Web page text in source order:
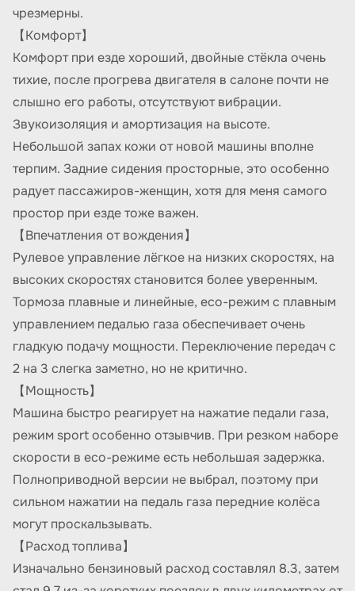
чрезмерны.
【Комфорт】
Комфорт при езде хороший, двойные стёкла очень
тихие, после прогрева двигателя в салоне почти не
слышно его работы, отсутствуют вибрации.
Звукоизоляция и амортизация на высоте.
Небольшой запах кожи от новой машины вполне
терпим. Задние сидения просторные, это особенно
радует пассажиров-женщин, хотя для меня самого
простор при езде тоже важен.
【Впечатления от вождения】
Рулевое управление лёгкое на низких скоростях, на
высоких скоростях становится более уверенным.
Тормоза плавные и линейные, eco-режим с плавным
управлением педалью газа обеспечивает очень
гладкую подачу мощности. Переключение передач с
2 на 3 слегка заметно, но не критично.
【Мощность】
Машина быстро реагирует на нажатие педали газа,
режим sport особенно отзывчив. При резком наборе
скорости в eco-режиме есть небольшая задержка.
Полноприводной версии не выбрал, поэтому при
сильном нажатии на педаль газа передние колёса
могут проскальзывать.
【Расход топлива】
Изначально бензиновый расход составлял 8.3, затем